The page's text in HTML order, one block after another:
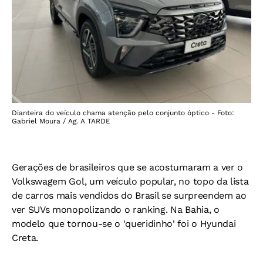
Dianteira do veículo chama atenção pelo conjunto óptico - Foto:
Gabriel Moura / Ag. A TARDE
Gerações de brasileiros que se acostumaram a ver o
Volkswagem Gol, um veículo popular, no topo da lista
de carros mais vendidos do Brasil se surpreendem ao
ver SUVs monopolizando o ranking. Na Bahia, o
modelo que tornou-se o 'queridinho' foi o Hyundai
Creta.